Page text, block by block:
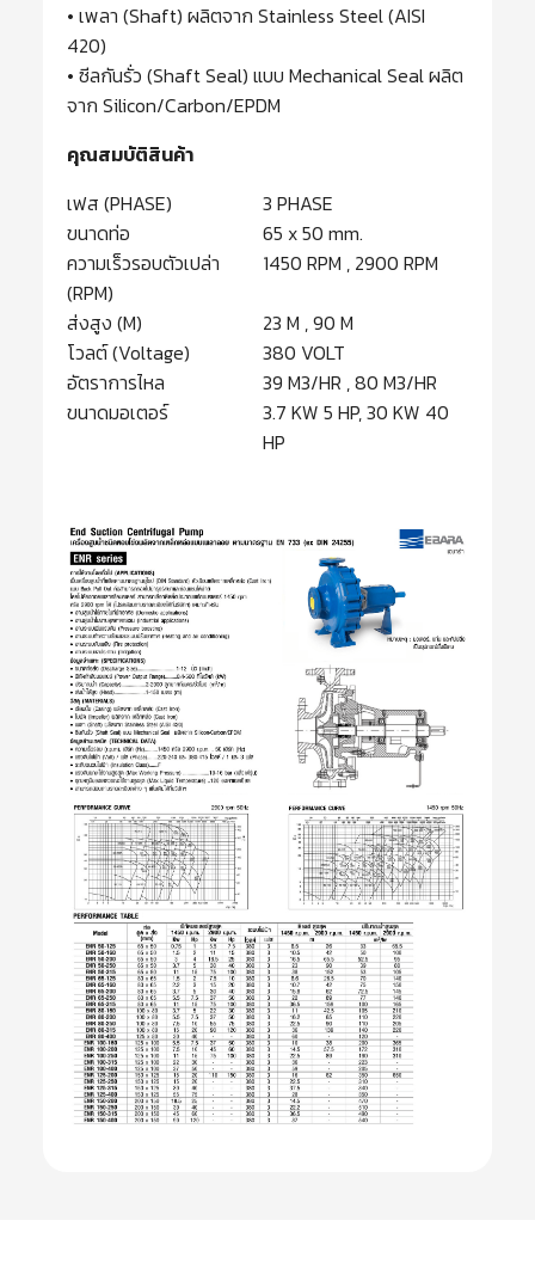
• เพลา (Shaft) ผลิตจาก Stainless Steel (AISI
420)
• ซีลกันรั่ว (Shaft Seal) แบบ Mechanical Seal ผลิต
จาก Silicon/Carbon/EPDM
คุณสมบัติสินค้า
เฟส (PHASE)
3 PHASE
ขนาดท่อ
65 x 50 mm.
ความเร็วรอบตัวเปล่า
(RPM)
1450 RPM , 2900 RPM
ส่งสูง (M)
23 M , 90 M
โวลต์ (Voltage)
380 VOLT
อัตราการไหล
39 M3/HR , 80 M3/HR
ขนาดมอเตอร์
3.7 KW 5 HP, 30 KW 40
HP